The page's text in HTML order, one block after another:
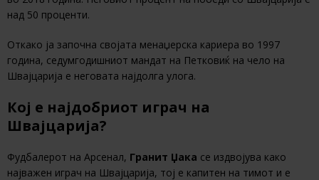
над 50 проценти.
Откако ја започна својата менаџерска кариера во 1997
година, седумгодишниот мандат на Петковиќ на чело на
Швајцарија е неговата најдолга улога.
Кој е најдобриот играч на
Швајцарија?
Фудбалерот на Арсенал, Гранит Џака се издвојува како
најважен играч на Швајцарија, тој е капитен на тимот и е